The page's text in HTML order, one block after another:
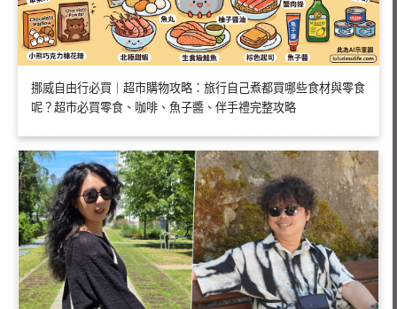
挪威自由行必買｜超市購物攻略：旅行自己煮都買哪些食材與零食
呢？超市必買零食、咖啡、魚子醬、伴手禮完整攻略